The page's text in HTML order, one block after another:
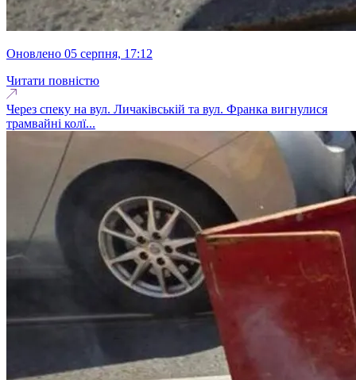
оновлено 05 серпня, 17:12
Читати повністю
Через спеку на вул. Личаківській та вул. Франка вигнулися
трамвайні колї...